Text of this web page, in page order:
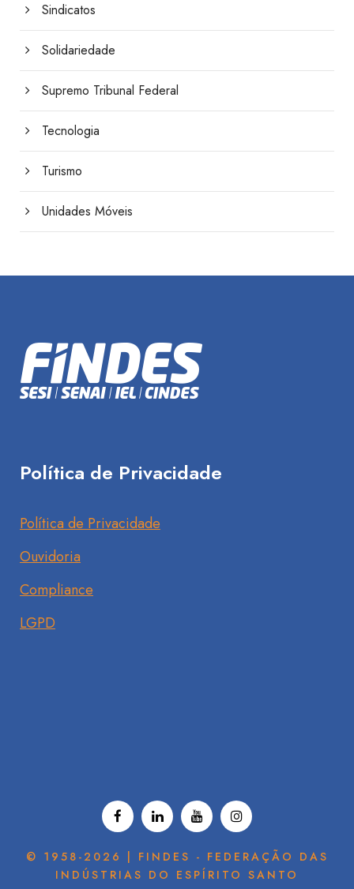
Sindicatos
Solidariedade
Supremo Tribunal Federal
Tecnologia
Turismo
Unidades Móveis
Política de Privacidade
Política de Privacidade
Ouvidoria
Compliance
LGPD
© 1958-2026 | FINDES - FEDERAÇÃO DAS
INDÚSTRIAS DO ESPÍRITO SANTO